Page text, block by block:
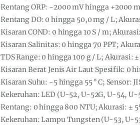
Rentang ORP: -2000 mV hingga +2000
Rentang DO: 0 hingga 50,0 mg / L;
Kisaran COND: 0 hingga 10 S / m;
Kisaran Salinitas: 0 hingga 70 PPT;
TDS Range: 0 hingga 100 g / L; Akurasi: ±
Kisaran Berat Jenis Air Laut Spesifik: 0
Kisaran Suhu: -5 hingga 55 ° C; Sensor:
Kekeruhan: LED (U-52, U-52G, U-54, U-
Rentang: 0 hingga 800 NTU; Akurasi: ±
Kekeruhan: Lampu Tungsten (U-53, U-